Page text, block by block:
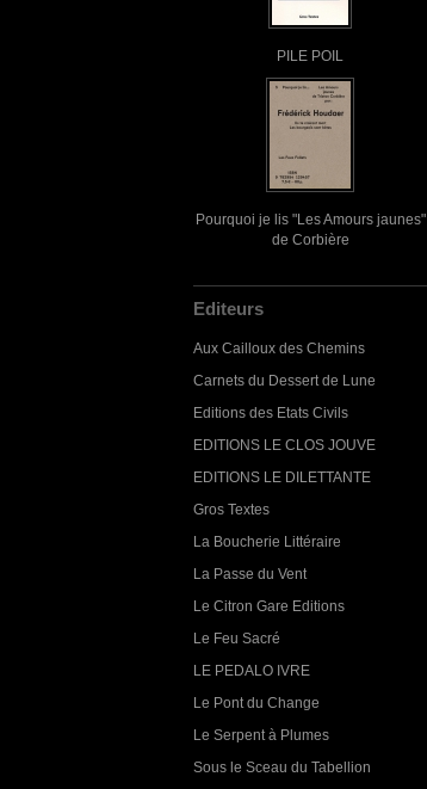
PILE POIL
Pourquoi je lis "Les Amours jaunes"
de Corbière
Editeurs
Aux Cailloux des Chemins
Carnets du Dessert de Lune
Editions des Etats Civils
EDITIONS LE CLOS JOUVE
EDITIONS LE DILETTANTE
Gros Textes
La Boucherie Littéraire
La Passe du Vent
Le Citron Gare Editions
Le Feu Sacré
LE PEDALO IVRE
Le Pont du Change
Le Serpent à Plumes
Sous le Sceau du Tabellion